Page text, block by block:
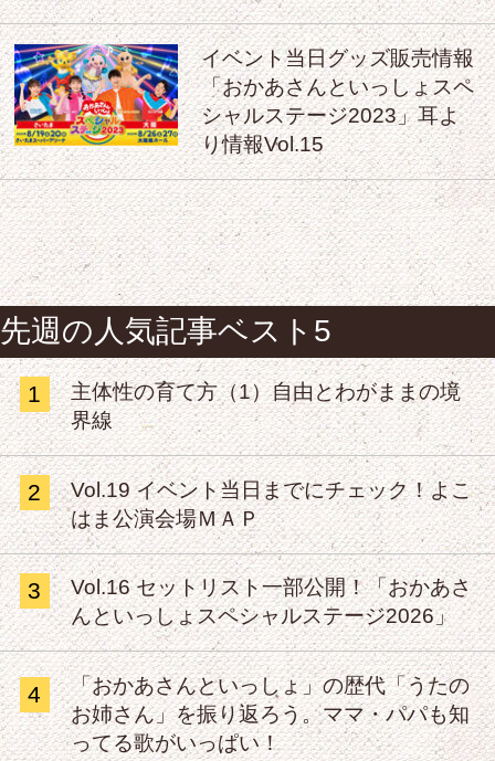
イベント当日グッズ販売情報
「おかあさんといっしょスペ
シャルステージ2023」耳よ
り情報Vol.15
先週の人気記事ベスト5
1
主体性の育て方（1）自由とわがままの境
界線
2
Vol.19 イベント当日までにチェック！よこ
はま公演会場ＭＡＰ
3
Vol.16 セットリスト一部公開！「おかあさ
んといっしょスペシャルステージ2026」
4
「おかあさんといっしょ」の歴代「うたの
お姉さん」を振り返ろう。ママ・パパも知
ってる歌がいっぱい！